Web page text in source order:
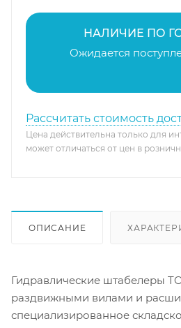
НАЛИЧИЕ ПО
Ожидается
Рассчитать стоимость
Цена действительна только для
может отличаться от цен в
ОПИСАНИЕ
Гидравлические штабелеры
раздвижными вилами и
специализированное